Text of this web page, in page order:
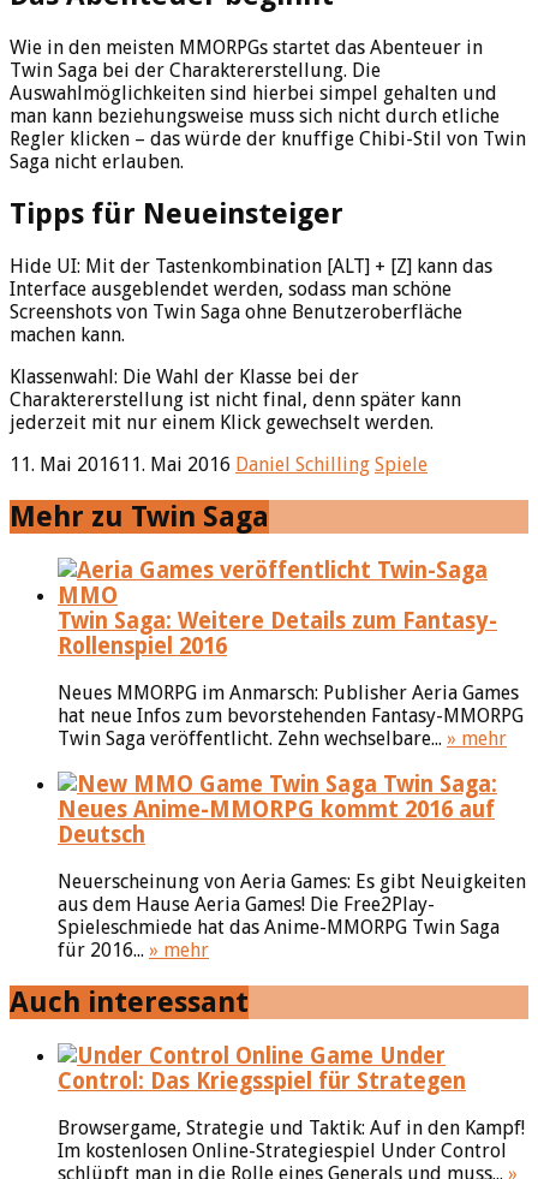
Wie in den meisten MMORPGs startet das Abenteuer in
Twin Saga bei der Charaktererstellung. Die
Auswahlmöglichkeiten sind hierbei simpel gehalten und
man kann beziehungsweise muss sich nicht durch etliche
Regler klicken – das würde der knuffige Chibi-Stil von Twin
Saga nicht erlauben.
Tipps für Neueinsteiger
Hide UI: Mit der Tastenkombination [ALT] + [Z] kann das
Interface ausgeblendet werden, sodass man schöne
Screenshots von Twin Saga ohne Benutzeroberfläche
machen kann.
Klassenwahl: Die Wahl der Klasse bei der
Charaktererstellung ist nicht final, denn später kann
jederzeit mit nur einem Klick gewechselt werden.
11. Mai 201611. Mai 2016 Daniel Schilling Spiele
Mehr zu Twin Saga
Twin Saga: Weitere Details zum Fantasy-
Rollenspiel 2016
Neues MMORPG im Anmarsch: Publisher Aeria Games
hat neue Infos zum bevorstehenden Fantasy-MMORPG
Twin Saga veröffentlicht. Zehn wechselbare... » mehr
Twin Saga:
Neues Anime-MMORPG kommt 2016 auf
Deutsch
Neuerscheinung von Aeria Games: Es gibt Neuigkeiten
aus dem Hause Aeria Games! Die Free2Play-
Spieleschmiede hat das Anime-MMORPG Twin Saga
für 2016... » mehr
Auch interessant
Under
Control: Das Kriegsspiel für Strategen
Browsergame, Strategie und Taktik: Auf in den Kampf!
Im kostenlosen Online-Strategiespiel Under Control
schlüpft man in die Rolle eines Generals und muss... »